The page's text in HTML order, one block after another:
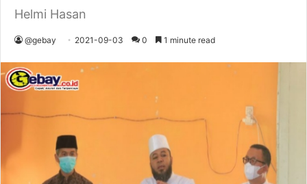
Helmi Hasan
@gebay 2021-09-03 0 1 minute read